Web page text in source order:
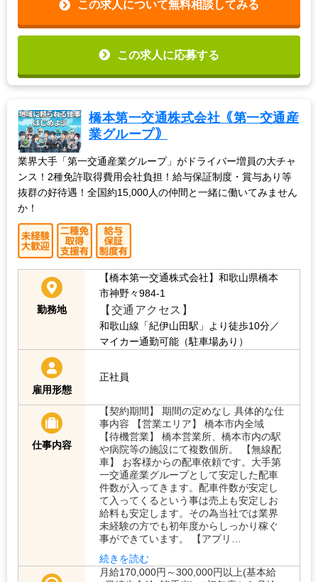
この求人について無料相談してみる
この求人に応募する
橋本第一交通株式会社｟第一交通産
業グループ｠
業界大手「第一交通産業グループ」がドライバー増員の大チャ
ンス！2種免許取得費用会社負担！給与保証制度・賞与あり等
抜群の好待遇！全国約15,000人の仲間と一緒に働いてみません
か！
勤務地
【橋本第一交通株式会社】和歌山県橋本
市神野々984-1
【交通アクセス】
和歌山線「紀伊山田駅」より徒歩10分／
マイカー通勤可能（駐車場あり）
雇用形態
正社員
仕事内容
【契約期間】 期間の定めなし 具体的な仕
事内容 【営業エリア】 橋本市内全域
【待機営業】 橋本営業所、橋本市内の駅
や病院等の施設にて複数個所。 【無線配
車】 お客様からの配車依頼です。大手第
一交通産業グループとして安定した配車
件数が入ってきます。配車件数が安定し
て入ってくるという事は売上も安定しお
給料も安定します。その為当社では業界
未経験の方でも初年度からしっかり稼ぐ
事ができています。 【アプリ…
続きを読む
月給170,000円～300,000円以上(基本給